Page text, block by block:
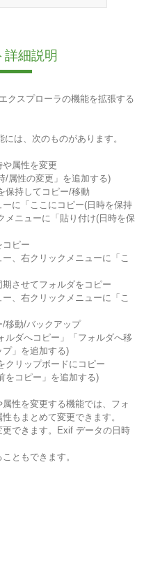
詳細説明
クスプローラの機能を拡張する
は、次のものがあります。
や属性を変更
/属性の変更」を追加する)
保持してコピー/移動
に「ここにコピー(日時を保持
メニューに「貼り付け(日時を保
コピー
、右クリックメニューに「こ
期させてフォルダをコピー
、右クリックメニューに「こ
/移動/バックアップ
ルダへコピー」「フォルダへ移
」を追加する)
クリップボードにコピー
をコピー」を追加する)
性を変更する機能では、フォ
もまとめて変更できます。
できます。Exif データの日時
ともできます。